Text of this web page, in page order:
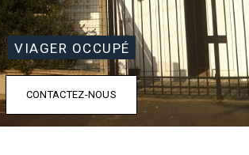
VIAGER OCCUPÉ
CONTACTEZ-NOUS